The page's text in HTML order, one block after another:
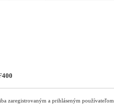
zaregistrovaným a prihláseným používateľom.